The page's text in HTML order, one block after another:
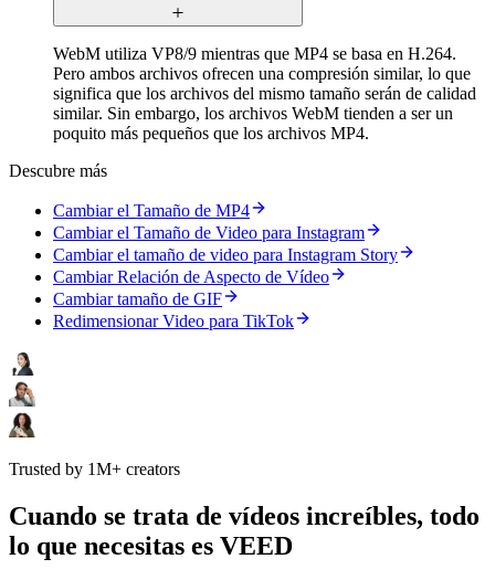
WebM utiliza VP8/9 mientras que MP4 se basa en H.264.
Pero ambos archivos ofrecen una compresión similar, lo que
significa que los archivos del mismo tamaño serán de calidad
similar. Sin embargo, los archivos WebM tienden a ser un
poquito más pequeños que los archivos MP4.
Descubre más
Cambiar el Tamaño de MP4
Cambiar el Tamaño de Video para Instagram
Cambiar el tamaño de video para Instagram Story
Cambiar Relación de Aspecto de Vídeo
Cambiar tamaño de GIF
Redimensionar Video para TikTok
Trusted by 1M+ creators
Cuando se trata de vídeos increíbles, todo
lo que necesitas es VEED